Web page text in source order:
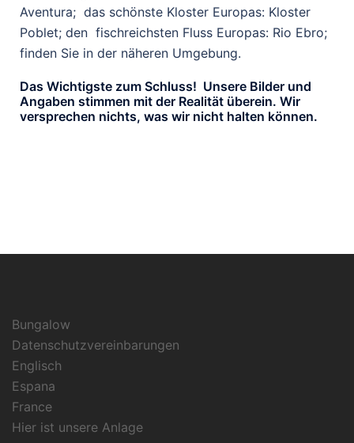
Aventura; das schönste Kloster Europas: Kloster
Poblet; den fischreichsten Fluss Europas: Rio Ebro;
finden Sie in der näheren Umgebung.
Das Wichtigste zum Schluss! Unsere Bilder und
Angaben stimmen mit der Realität überein. Wir
versprechen nichts, was wir nicht halten können.
Bungalow
Datenschutzvereinbarungen
Englisch
Espana
France
Hier ist unsere Anlage